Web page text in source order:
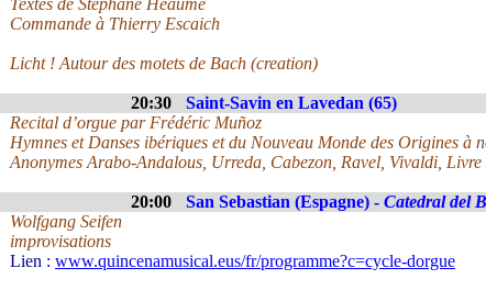
Textes de Stéphane Héaume
Commande à Thierry Escaich
Licht ! Autour des motets de Bach (creation)
20:30 Saint-Savin en Lavedan (65)
Recital d’orgue par Frédéric Muñoz
Hymnes et Danses ibériques et du Nouveau Monde des Origines à
Anonymes Arabo-Andalous, Urreda, Cabezon, Ravel, Vivaldi,
20:00 San Sebastian (Espagne) - Catedral del
Wolfgang Seifen
improvisations
Lien : www.quincenamusical.eus/fr/programme?c=cycle-dorgue